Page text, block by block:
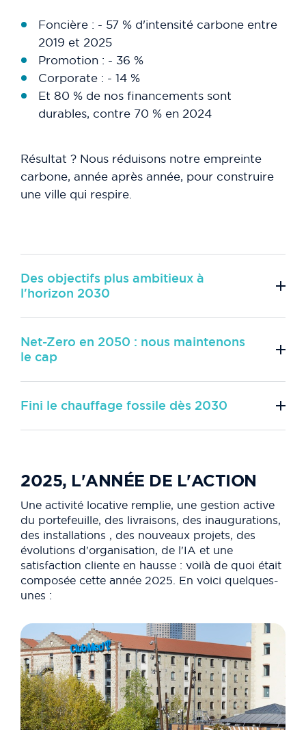
Foncière : - 57 % d'intensité carbone entre
2019 et 2025
Promotion : - 36 %
Corporate : - 14 %
Et 80 % de nos financements sont
durables, contre 70 % en 2024
Résultat ? Nous réduisons notre empreinte
carbone, année après année, pour construire
une ville qui respire.
Des objectifs plus ambitieux à
l'horizon 2030
Net-Zero en 2050 : nous maintenons
le cap
Fini le chauffage fossile dès 2030
2025, L'ANNÉE DE L'ACTION
Une activité locative remplie, une gestion active
du portefeuille, des livraisons, des inaugurations,
des installations , des nouveaux projets, des
évolutions d'organisation, de l'IA et une
satisfaction cliente en hausse : voilà de quoi était
composée cette année 2025. En voici quelques-
unes :